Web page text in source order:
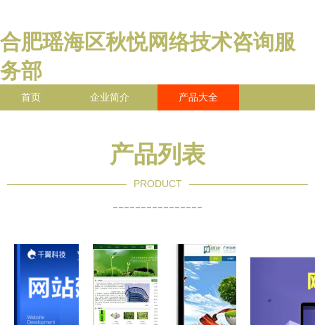
合肥瑶海区秋悦网络技术咨询服
务部
首页 企业简介 产品大全
产品列表
PRODUCT
----------------